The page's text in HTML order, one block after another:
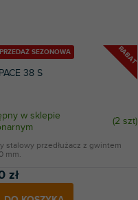
RABAT
SEZONOWA
38 S
w sklepie
(2 szt)
zł
stalowy przedłużacz z gwintem
mm.